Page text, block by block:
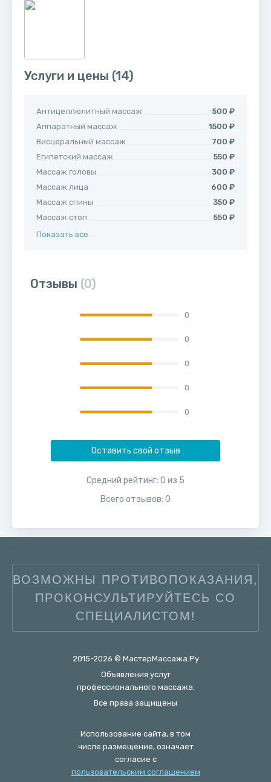
Услуги и цены (14)
Антицеллюлитный массаж
500 ₽
Аппаратный массаж
1500 ₽
Висцеральный массаж
700 ₽
Египетский массаж
550 ₽
Массаж головы
300 ₽
Массаж лица
600 ₽
Массаж спины
350 ₽
Массаж стоп
550 ₽
Показать все
Отзывы (0)
0
0
0
0
0
Оставить свой отзыв
Средний рейтинг: 0 из 5
Всего отзывов: 0
ВОЗМОЖНЫ ПРОТИВОПОКАЗАНИЯ,
ПРОКОНСУЛЬТИРУЙТЕСЬ СО
СПЕЦИАЛИСТОМ!
2015-2026 © МастерМассажа.Ру
Объявления услуг
профессионального массажа.
Все права защищены
Использование сайта, в том
числе размещение, означает
согласие с
пользовательским соглашением